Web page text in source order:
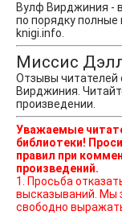
Вулф Вирджиния -
по порядку полные
knigi.info.
Миссис
Отзывы читателей
Вирджиния.
произведении.
Уважаемые
библиотеки!
правил при
произведений.
1. Просьба
высказываний. Мы защищаем право наших читателей
свободно